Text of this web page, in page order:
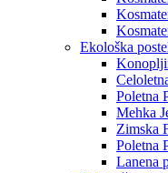
Ekološka
Poletna
Mehka
Zimska
Poletna
Lanena